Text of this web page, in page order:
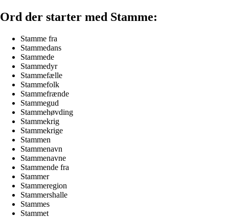
Ord der starter med Stamme:
Stamme fra
Stammedans
Stammede
Stammedyr
Stammefælle
Stammefolk
Stammefrænde
Stammegud
Stammehøvding
Stammekrig
Stammekrige
Stammen
Stammenavn
Stammenavne
Stammende fra
Stammer
Stammeregion
Stammershalle
Stammes
Stammet